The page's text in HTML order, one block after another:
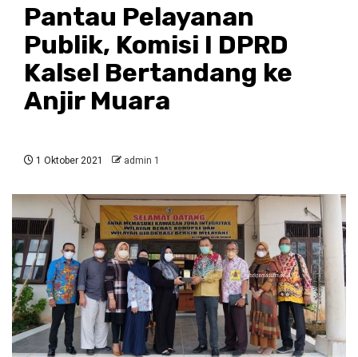
Pantau Pelayanan
Publik, Komisi I DPRD
Kalsel Bertandang ke
Anjir Muara
1 Oktober 2021 admin 1